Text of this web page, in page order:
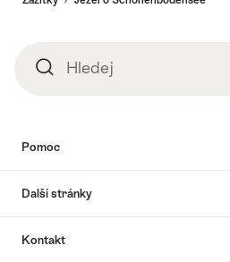
HledejHledej
Pomoc
Další stránky
Kontakt